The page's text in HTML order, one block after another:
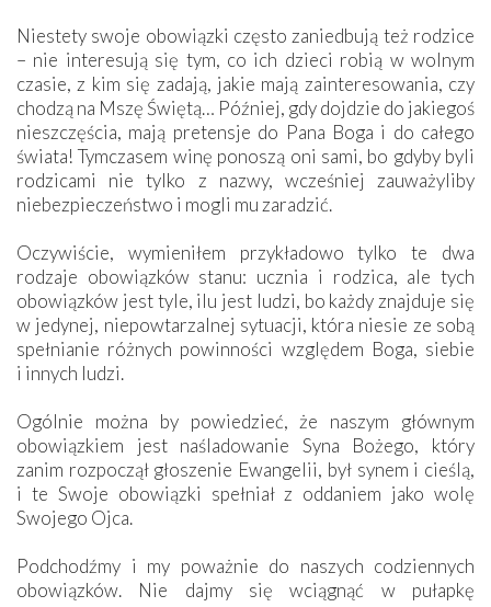
Niestety swoje obowiązki często zaniedbują też rodzice
– nie interesują się tym, co ich dzieci robią w wolnym
czasie, z kim się zadają, jakie mają zainteresowania, czy
chodzą na Mszę Świętą… Później, gdy dojdzie do jakiegoś
nieszczęścia, mają pretensje do Pana Boga i do całego
świata! Tymczasem winę ponoszą oni sami, bo gdyby byli
rodzicami nie tylko z nazwy, wcześniej zauważyliby
niebezpieczeństwo i mogli mu zaradzić.
Oczywiście, wymieniłem przykładowo tylko te dwa
rodzaje obowiązków stanu: ucznia i rodzica, ale tych
obowiązków jest tyle, ilu jest ludzi, bo każdy znajduje się
w jedynej, niepowtarzalnej sytuacji, która niesie ze sobą
spełnianie różnych powinności względem Boga, siebie
i innych ludzi.
Ogólnie można by powiedzieć, że naszym głównym
obowiązkiem jest naśladowanie Syna Bożego, który
zanim rozpoczął głoszenie Ewangelii, był synem i cieślą,
i te Swoje obowiązki spełniał z oddaniem jako wolę
Swojego Ojca.
Podchodźmy i my poważnie do naszych codziennych
obowiązków. Nie dajmy się wciągnąć w pułapkę